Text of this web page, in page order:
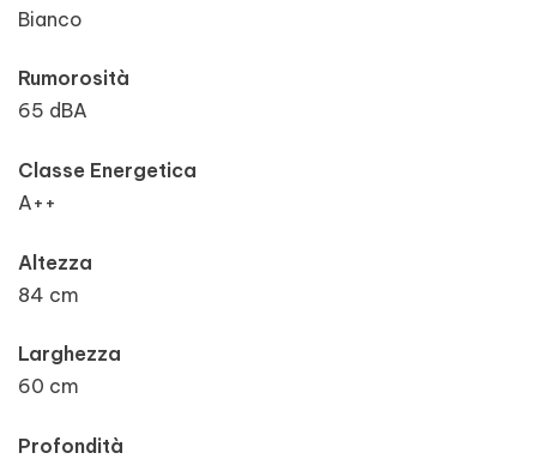
Bianco
Rumorosità
65 dBA
Classe Energetica
A++
Altezza
84 cm
Larghezza
60 cm
Profondità